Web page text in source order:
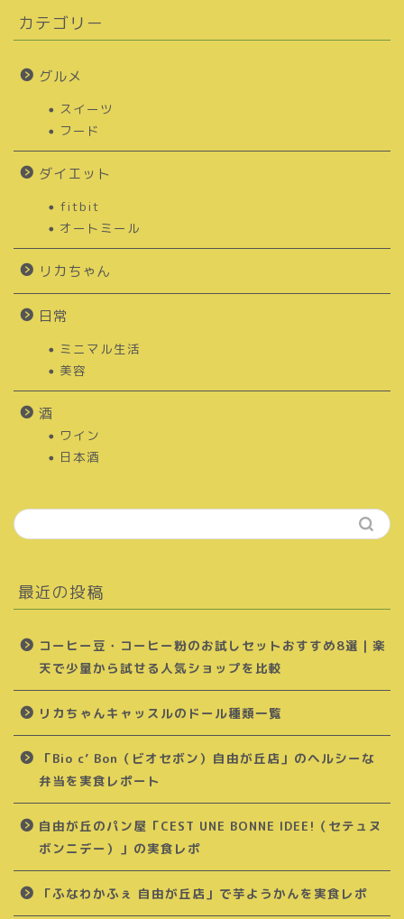
カテゴリー
グルメ
スイーツ
フード
ダイエット
fitbit
オートミール
リカちゃん
日常
ミニマル生活
美容
酒
ワイン
日本酒
最近の投稿
コーヒー豆・コーヒー粉のお試しセットおすすめ8選｜楽
天で少量から試せる人気ショップを比較
リカちゃんキャッスルのドール種類一覧
「Bio c’ Bon（ビオセボン）自由が丘店」のヘルシーな
弁当を実食レポート
自由が丘のパン屋「CEST UNE BONNE IDEE!（セテュヌ
ボンニデー）」の実食レポ
「ふなわかふぇ 自由が丘店」で芋ようかんを実食レポ